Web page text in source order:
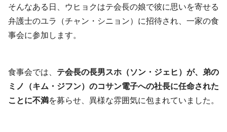
そんなある日、ウヒョクはテ会長の娘で彼に思いを寄せる
弁護士のユラ（チャン・シニョン）に招待され、一家の食
事会に参加します。
食事会では、 テ会長の長男スホ（ソン・ジェヒ）が、弟の
ミノ（キム・ジフン）のコサン電子への社長に任命された
ことに不満を募らせ、異様な雰囲気に包まれていました。